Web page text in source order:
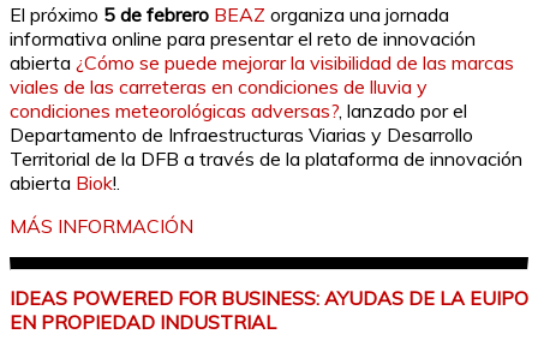
El próximo 5 de febrero BEAZ organiza una jornada
informativa online para presentar el reto de innovación
abierta ¿Cómo se puede mejorar la visibilidad de las marcas
viales de las carreteras en condiciones de lluvia y
condiciones meteorológicas adversas? , lanzado por el
Departamento de Infraestructuras Viarias y Desarrollo
Territorial de la DFB a través de la plataforma de innovación
abierta Biok!.
MÁS INFORMACIÓN
IDEAS POWERED FOR BUSINESS: AYUDAS DE LA EUIPO
EN PROPIEDAD INDUSTRIAL